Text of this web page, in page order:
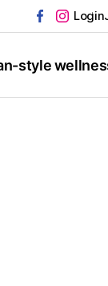
Login
style